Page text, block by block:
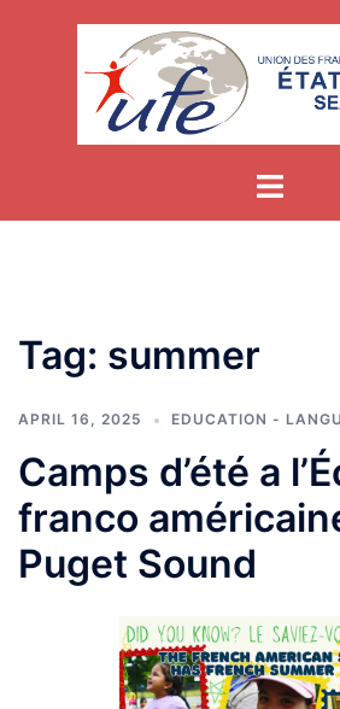
Tag: summer
APRIL 16, 2025 EDUCATION -
Camps d’été a
franco
Puget Sound